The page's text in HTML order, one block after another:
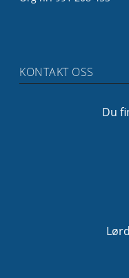
KONTAKT OSS
Du